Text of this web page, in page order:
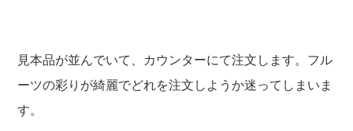
見本品が並んでいて、カウンターにて注文します。フル
ーツの彩りが綺麗でどれを注文しようか迷ってしまいま
す。